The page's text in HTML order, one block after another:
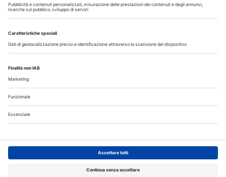
Il flusso di lavoro dell’odontoiatra chairside
Odontoiatria33
Copyright © 2026 - All Rights Reserved
Autori
Contattaci
Note legali